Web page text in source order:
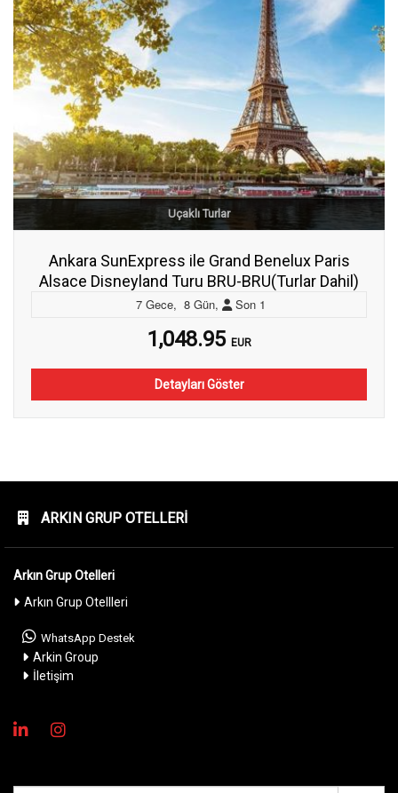
Uçaklı Turlar
Ankara SunExpress ile Grand Benelux Paris
Alsace Disneyland Turu BRU-BRU(Turlar Dahil)
7 Gece, 8 Gün, Son 1
1,048.95 EUR
Detayları Göster
ARKIN GRUP OTELLERI
Arkın Grup Otelleri
Arkın Grup Otellleri
WhatsApp Destek
Arkin Group
İletişim